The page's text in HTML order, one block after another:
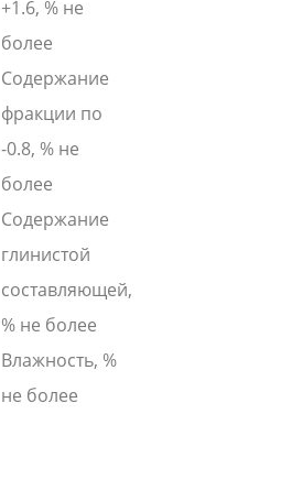
+1.6, % не
более
Содержание
фракции по
-0.8, % не
более
Содержание
глинистой
составляющей,
% не более
Влажность, %
не более